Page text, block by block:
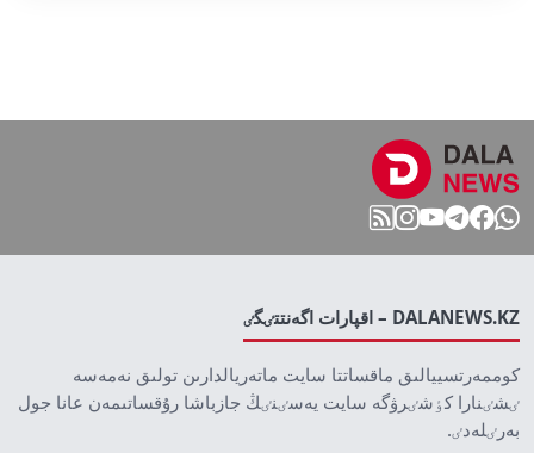
DALANEWS.KZ – اقپارات اگەنتتٸگٸ
كوممەرتسييالىق ماقساتتا سايت ماتەريالدارىن تولىق نەمەسە
ٸشٸنارا كٶشٸرۋگە سايت يەسٸنٸڭ جازباشا رۇقساتىمەن عانا جول
بەرٸلەدٸ.